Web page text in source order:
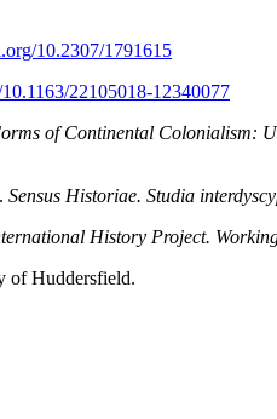
10.2307/1791615
22105018-12340077
of Continental Colonialism:
Sensus Historiae. Studia
History Project.
of Huddersfield.